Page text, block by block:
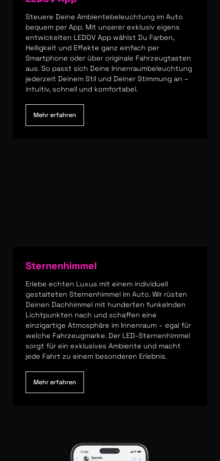
Steuere Deine Ambientebeleuchtung im Auto
bequem per App. Mit unserer exklusiv eigens
entwickelten LEDOV App wählst Du Farben,
Helligkeit und Effekte ganz einfach per
Smartphone oder über originale Fahrzeugtasten
aus. So passt sich Deine Innenraumbeleuchtung
jederzeit Deinem Stil und Deiner Stimmung an –
intuitiv, schnell und komfortabel.
Mehr erfahren
Sternenhimmel
Erlebe echten Luxus mit einem individuell
gestalteten Sternenhimmel im Auto. Wir rüsten
Deinen Dachhimmel mit hunderten funkelnden
Lichtpunkten nach und schaffen eine
einzigartige Atmosphäre im Innenraum – egal für
welche Fahrzeugmarke. Der LED-Sternenhimmel
sorgt für ein exklusives Ambiente und macht
jede Fahrt zu einem besonderen Erlebnis.
Mehr erfahren